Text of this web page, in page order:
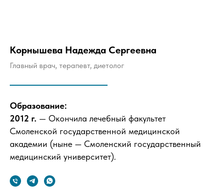
Корнышева Надежда Сергеевна
Главный врач, терапевт, диетолог
Образование:
2012 г. — Окончила лечебный факультет
Смоленской государственной медицинской
академии (ныне — Смоленский государственный
медицинский университет).